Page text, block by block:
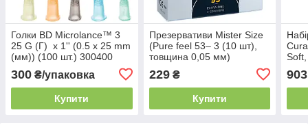
Голки BD Microlance™ 3
25 G (Г) x 1'' (0.5 x 25 mm
(мм)) (100 шт.) 300400
300 ₴/упаковка
Купити
Презервативи Mister Size
(Pure feel 53– 3 (10 шт),
товщина 0,05 мм)
229₴
Купити
903